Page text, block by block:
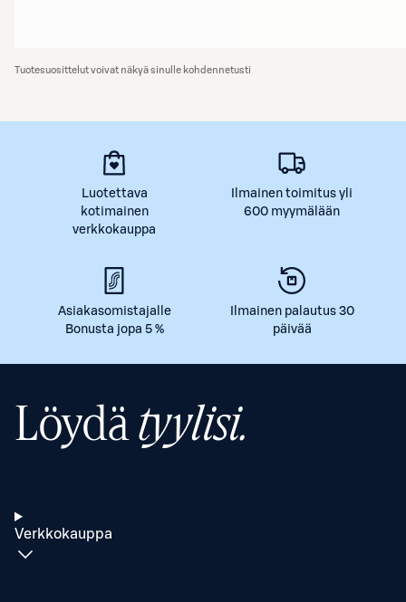
Tuotesuosittelut voivat näkyä sinulle kohdennetusti
Luotettava
kotimainen
verkkokauppa
Ilmainen toimitus yli
600 myymälään
Asiakasomistajalle
Bonusta jopa 5 %
Ilmainen palautus 30
päivää
Löydätyylisi.
Verkkokauppa